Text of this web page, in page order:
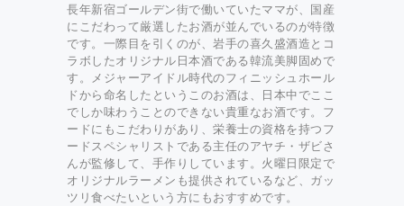
長年新宿ゴールデン街で働いていたママが、国産
にこだわって厳選したお酒が並んでいるのが特徴
です。一際目を引くのが、岩手の喜久盛酒造とコ
ラボしたオリジナル日本酒である韓流美脚固めで
す。メジャーアイドル時代のフィニッシュホール
ドから命名したというこのお酒は、日本中でここ
でしか味わうことのできない貴重なお酒です。フ
ードにもこだわりがあり、栄養士の資格を持つフ
ードスペシャリストである主任のアヤチ・ザビさ
んが監修して、手作りしています。火曜日限定で
オリジナルラーメンも提供されているなど、ガッ
ツリ食べたいという方にもおすすめです。